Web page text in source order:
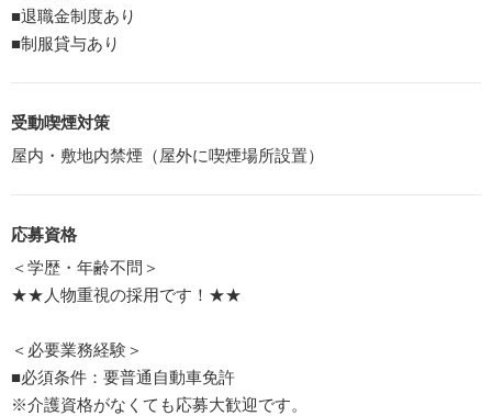
■退職金制度あり
■制服貸与あり
受動喫煙対策
屋内・敷地内禁煙（屋外に喫煙場所設置）
応募資格
＜学歴・年齢不問＞
★★人物重視の採用です！★★
＜必要業務経験＞
■必須条件：要普通自動車免許
※介護資格がなくても応募大歓迎です。